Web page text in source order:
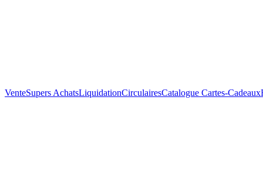
VenteSupers AchatsLiquidationCirculairesCatalogue Cartes-Cadeaux